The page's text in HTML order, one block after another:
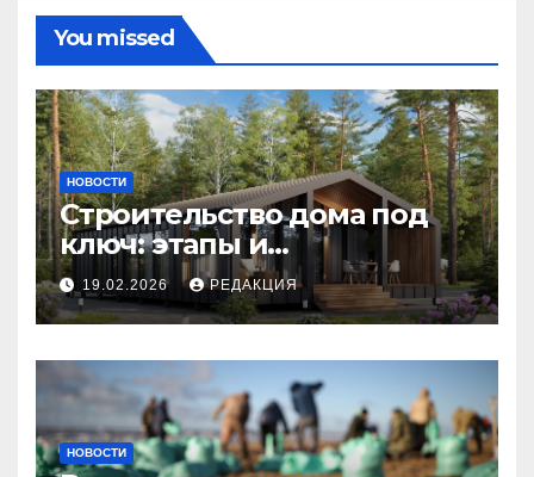
You missed
НОВОСТИ
Строительство дома под
ключ: этапы и
планирование бюджета
19.02.2026 РЕДАКЦИЯ
НОВОСТИ